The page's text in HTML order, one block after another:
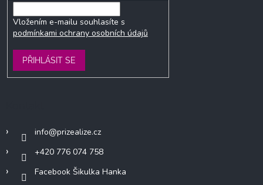
Vložením e-mailu souhlasíte s
podmínkami ochrany osobních údajů
PŘIHLÁSIT SE
info@prizealize.cz
+420 776 074 758
Facebook Šikulka Hanka